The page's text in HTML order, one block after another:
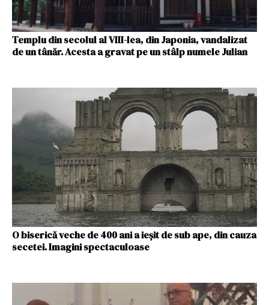
Templu din secolul al VIII-lea, din Japonia, vandalizat
de un tânăr. Acesta a gravat pe un stâlp numele Julian
O biserică veche de 400 ani a ieşit de sub ape, din cauza
secetei. Imagini spectaculoase